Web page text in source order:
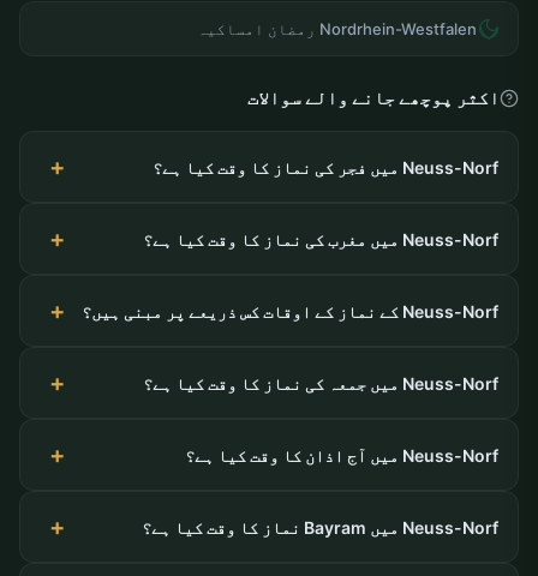
Nordrhein-Westfalen رمضان امساکیہ
اکثر پوچھے جانے والے سوالات
Neuss-Norf میں فجر کی نماز کا وقت کیا ہے؟
Neuss-Norf میں مغرب کی نماز کا وقت کیا ہے؟
Neuss-Norf کے نماز کے اوقات کس ذریعے پر مبنی ہیں؟
Neuss-Norf میں جمعہ کی نماز کا وقت کیا ہے؟
Neuss-Norf میں آج اذان کا وقت کیا ہے؟
Neuss-Norf میں Bayram نماز کا وقت کیا ہے؟